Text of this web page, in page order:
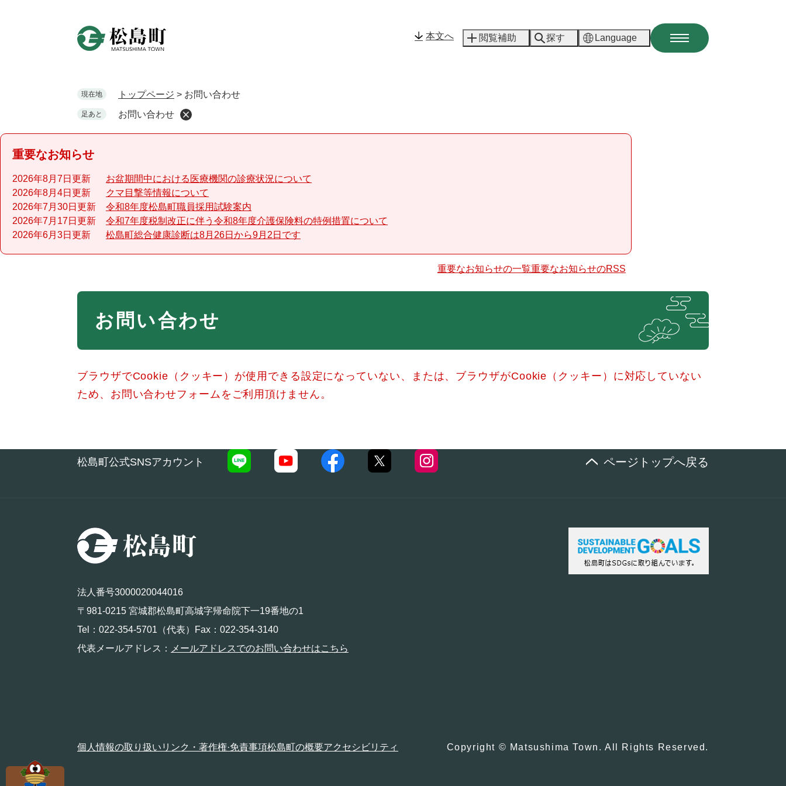
本文へ 閲覧補助 探す Language
現在地 トップページ > お問い合わせ
足あと お問い合わせ
重要なお知らせ
2026年8月7日更新
お盆期間中における医療機関の診療状況について
2026年8月4日更新
クマ目撃等情報について
2026年7月30日更新
令和8年度松島町職員採用試験案内
2026年7月17日更新
令和7年度税制改正に伴う令和8年度介護保険料の特例措置について
2026年6月3日更新
松島町総合健康診断は8月26日から9月2日です
重要なお知らせの一覧重要なお知らせのRSS
お問い合わせ
ブラウザでCookie（クッキー）が使用できる設定になっていない、または、ブラウザがCookie（クッキー）に対応していない
ため、お問い合わせフォームをご利用頂けません。
松島町公式SNSアカウント ページトップへ戻る
法人番号3000020044016
〒981-0215 宮城郡松島町高城字帰命院下一19番地の1
Tel：022-354-5701（代表）Fax：022-354-3140
代表メールアドレス：
メールアドレスでのお問い合わせはこちら
個人情報の取り扱い リンク・著作権·免責事項松島町の概要アクセシビリティ Copyright © Matsushima Town. All Rights Reserved.